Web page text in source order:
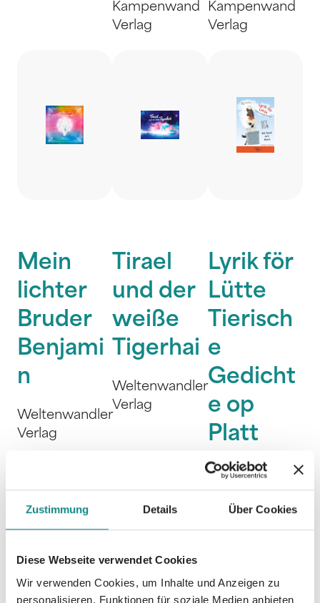
Zustimmung Details Über Cookies
Diese Webseite verwendet Cookies
Wir verwenden Cookies, um Inhalte und Anzeigen zu
personalisieren, Funktionen für soziale Medien anbieten
Kampenwand
Verlag
Kampenwand
Verlag
Mein
lichter
Bruder
Benjami
n
Weltenwandler
Verlag
Tirael
und der
weiße
Tigerhai
Weltenwandler
Verlag
Lyrik för
Lütte
Tierisch
e
Gedicht
e op
Platt
Bärbel
Wolfmeier